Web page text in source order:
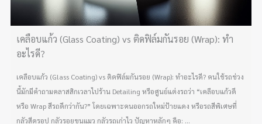
เคลือบแก้ว (Glass Coating) vs ติดฟิล์มกันรอย (Wrap): ทำ
อะไรดี?
เคลือบแก้ว (Glass Coating) vs ติดฟิล์มกันรอย (Wrap): ทำอะไรดี? คนใช้รถช่วง
นี้มักมีคำถามคลาสสิกเวลาไปร้าน Detailing หรือศูนย์แต่งรถว่า “เคลือบแก้วดี
หรือ Wrap สีรถดีกว่ากัน?” โดยเฉพาะคนออกรถใหม่ป้ายแดง หรือรถสีพิเศษที่
กลัวสีดรอป กลัวรอยขนแมว กลัวรถเก่าไว ปัญหาหลักๆ คือ: ...